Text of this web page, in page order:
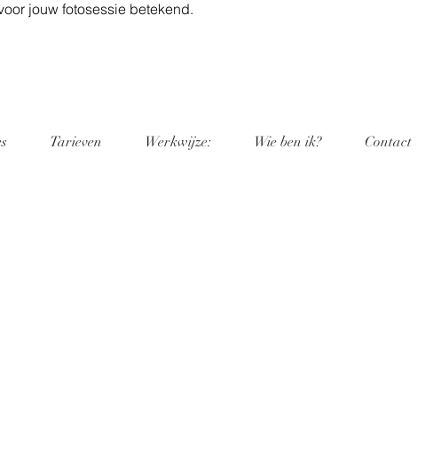
jouw fotosessie betekend.
Tarieven Werkwijze: Wie ben ik? Contact